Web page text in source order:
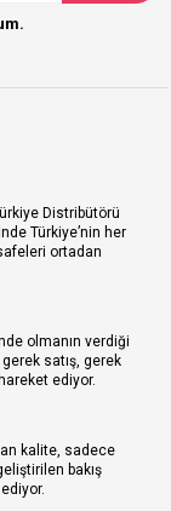
Distribütörü
Türkiye’nin her
ortadan
olmanın verdiği
satış, gerek
ediyor.
kalite, sadece
bakış